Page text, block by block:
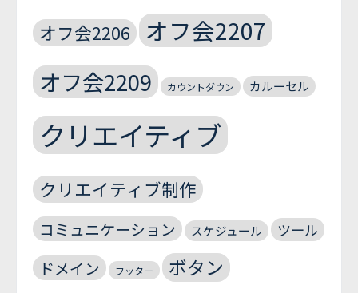
オフ会2206 オフ会2207
オフ会2209 カウントダウン カルーセル
クリエイティブ
クリエイティブ制作
コミュニケーション スケジュール ツール
ドメイン フッター ボタン